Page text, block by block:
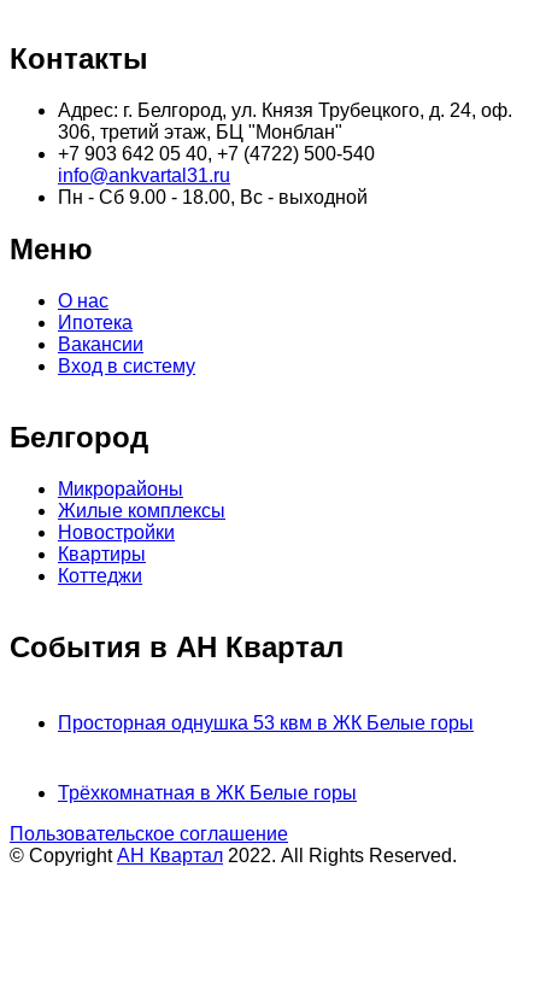
Контакты
Адрес: г. Белгород, ул. Князя Трубецкого, д. 24, оф.
306, третий этаж, БЦ "Монблан"
+7 903 642 05 40, +7 (4722) 500-540
info@ankvartal31.ru
Пн - Сб 9.00 - 18.00, Вс - выходной
Меню
О нас
Ипотека
Вакансии
Вход в систему
Белгород
Микрорайоны
Жилые комплексы
Новостройки
Квартиры
Коттеджи
События в АН Квартал
Просторная однушка 53 квм в ЖК Белые горы
Трёхкомнатная в ЖК Белые горы
Пользовательское соглашение
© CopyrightАН Квартал 2022. All Rights Reserved.